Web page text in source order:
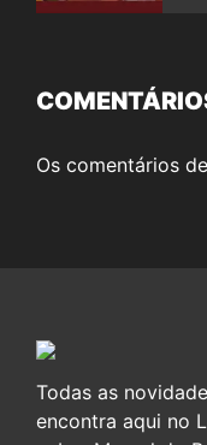
Os comentários
Todas as
encontra aqui no